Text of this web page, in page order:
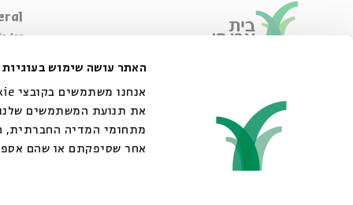
האתר עושה שימוש בעוגיות
את תנועת המשתמשים
מתחומי המדיה החברתית,
אחר שסיפקתם או שהם
Are
Usage & Privacy
info@bac.org.il
02-6215300